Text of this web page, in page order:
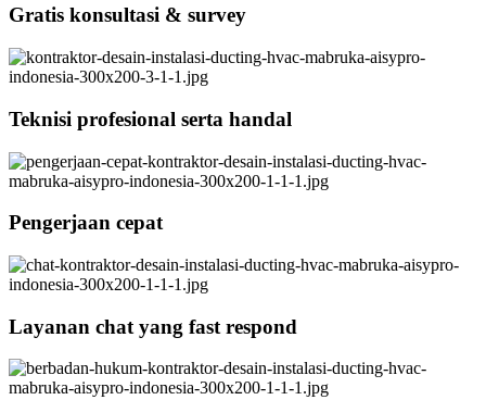
Gratis konsultasi & survey
Teknisi profesional serta handal
Pengerjaan cepat
Layanan chat yang fast respond